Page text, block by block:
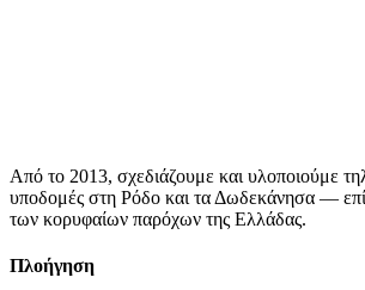
Από το 2013, σχεδιάζουμε και υλοποιούμε
υποδομές στη Ρόδο και τα Δωδεκάνησα —
των κορυφαίων παρόχων της Ελλάδας.
Πλοήγηση